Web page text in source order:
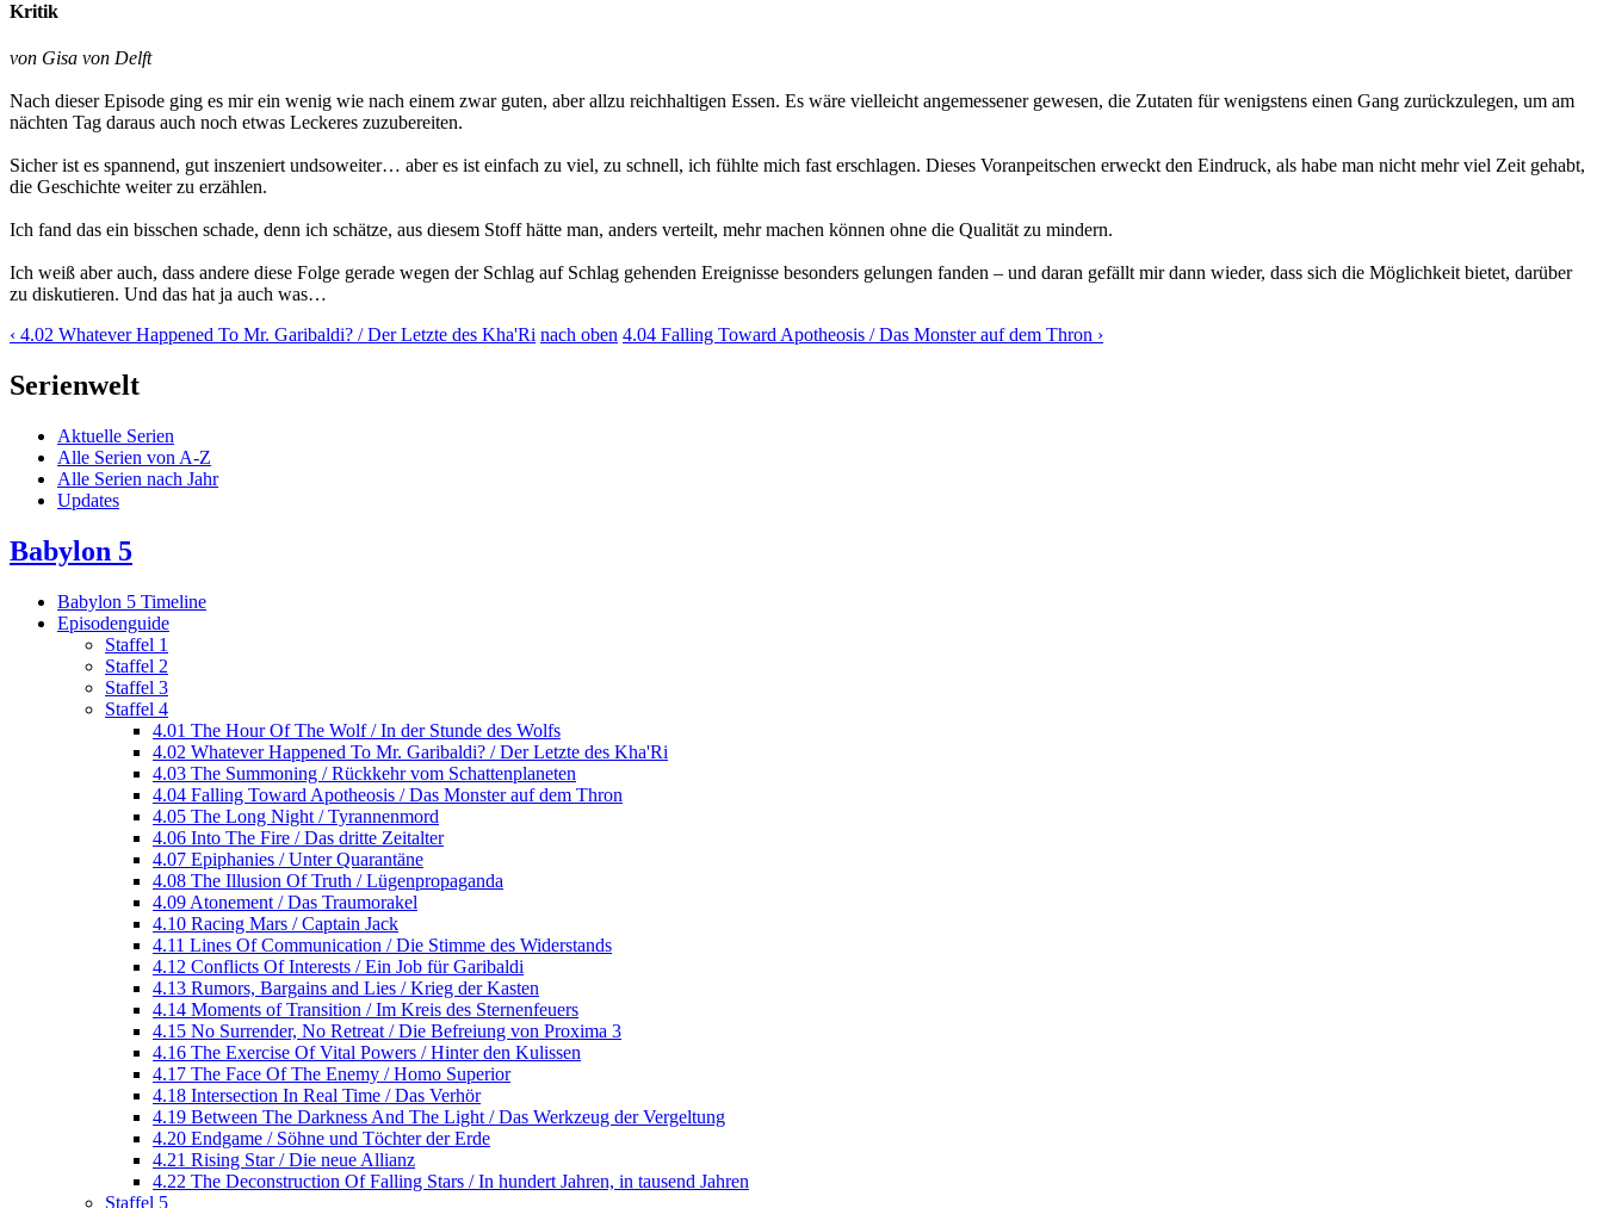
Kritik
von Gisa von Delft
Nach dieser Episode ging es mir ein wenig wie nach einem zwar guten, aber allzu reichhaltigen Essen. Es wäre vielleicht angemessener gewesen, die Zutaten für wenigstens einen Gang zurückzulegen, um am
nächten Tag daraus auch noch etwas Leckeres zuzubereiten.
Sicher ist es spannend, gut inszeniert undsoweiter… aber es ist einfach zu viel, zu schnell, ich fühlte mich fast erschlagen. Dieses Voranpeitschen erweckt den Eindruck, als habe man nicht mehr viel Zeit gehabt,
die Geschichte weiter zu erzählen.
Ich fand das ein bisschen schade, denn ich schätze, aus diesem Stoff hätte man, anders verteilt, mehr machen können ohne die Qualität zu mindern.
Ich weiß aber auch, dass andere diese Folge gerade wegen der Schlag auf Schlag gehenden Ereignisse besonders gelungen fanden – und daran gefällt mir dann wieder, dass sich die Möglichkeit bietet, darüber
zu diskutieren. Und das hat ja auch was…
‹ 4.02 Whatever Happened To Mr. Garibaldi? / Der Letzte des Kha'Ri nach oben 4.04 Falling Toward Apotheosis / Das Monster auf dem Thron ›
Serienwelt
Aktuelle Serien
Alle Serien von A-Z
Alle Serien nach Jahr
Updates
Babylon 5
Babylon 5 Timeline
Episodenguide
Staffel 1
Staffel 2
Staffel 3
Staffel 4
4.01 The Hour Of The Wolf / In der Stunde des Wolfs
4.02 Whatever Happened To Mr. Garibaldi? / Der Letzte des Kha'Ri
4.03 The Summoning / Rückkehr vom Schattenplaneten
4.04 Falling Toward Apotheosis / Das Monster auf dem Thron
4.05 The Long Night / Tyrannenmord
4.06 Into The Fire / Das dritte Zeitalter
4.07 Epiphanies / Unter Quarantäne
4.08 The Illusion Of Truth / Lügenpropaganda
4.09 Atonement / Das Traumorakel
4.10 Racing Mars / Captain Jack
4.11 Lines Of Communication / Die Stimme des Widerstands
4.12 Conflicts Of Interests / Ein Job für Garibaldi
4.13 Rumors, Bargains and Lies / Krieg der Kasten
4.14 Moments of Transition / Im Kreis des Sternenfeuers
4.15 No Surrender, No Retreat / Die Befreiung von Proxima 3
4.16 The Exercise Of Vital Powers / Hinter den Kulissen
4.17 The Face Of The Enemy / Homo Superior
4.18 Intersection In Real Time / Das Verhör
4.19 Between The Darkness And The Light / Das Werkzeug der Vergeltung
4.20 Endgame / Söhne und Töchter der Erde
4.21 Rising Star / Die neue Allianz
4.22 The Deconstruction Of Falling Stars / In hundert Jahren, in tausend Jahren
Staffel 5